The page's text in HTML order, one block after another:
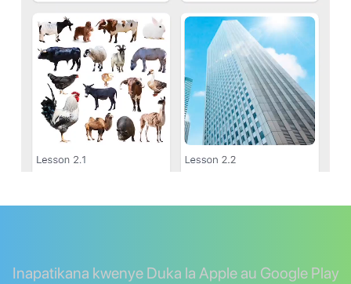
Inapatikana kwenye Duka la Apple au Google Play